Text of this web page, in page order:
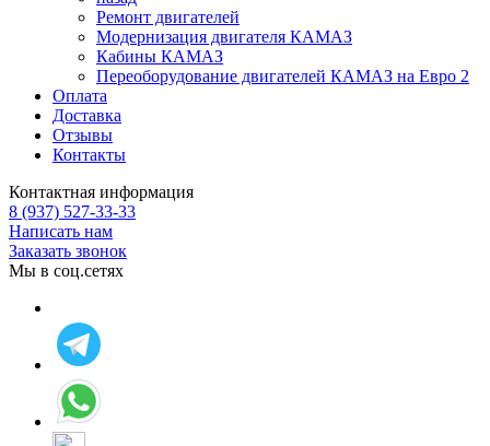
Ремонт двигателей
Модернизация двигателя КАМАЗ
Кабины КАМАЗ
Переоборудование двигателей КАМАЗ на Евро 2
Оплата
Доставка
Отзывы
Контакты
Контактная информация
8 (937) 527-33-33
Написать нам
Заказать звонок
Мы в соц.сетях